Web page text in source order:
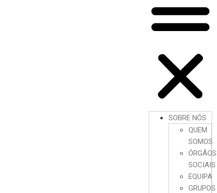
SOBRE NÓS
QUEM
SOMOS
ÓRGÃOS
SOCIAIS
EQUIPA
GRUPOS